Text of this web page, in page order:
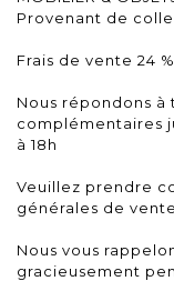
Provenant de
Frais de vente 24 %
Nous répondons
complémentaires
à 18h
Veuillez prendre
générales de
Nous vous
gracieusement